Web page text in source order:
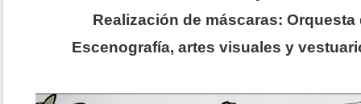
Realización de máscaras: Orquesta
Escenografía, artes visuales y